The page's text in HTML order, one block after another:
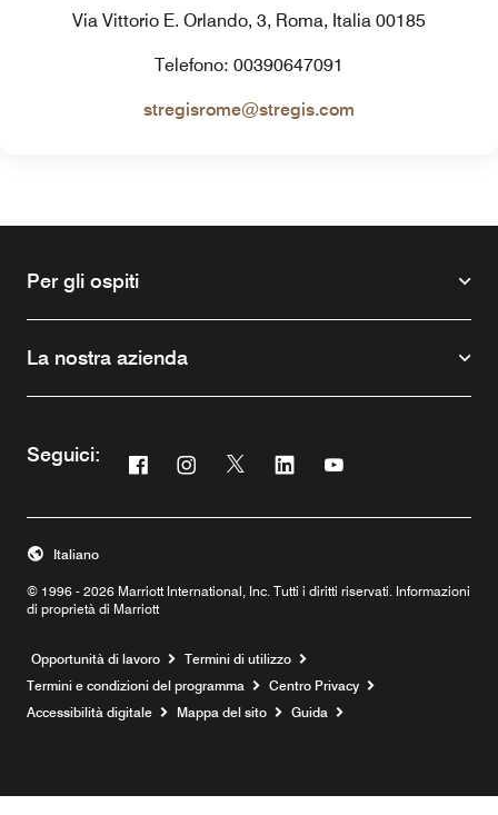
Via Vittorio E. Orlando, 3, Roma, Italia 00185
Telefono: 00390647091
stregisrome@stregis.com
Per gli ospiti
La nostra azienda
Seguici: Facebook
Opens a new window
Instagram
Opens a new window
Twitter
Opens a new window
Linkedin
Opens a new window
Opens a new
© 1996 - 2026 Marriott International, Inc. Tutti i diritti riservati. Informazioni
di proprietà di Marriott
Italiano
Opportunità di lavoro Opens a new window
Termini di utilizzo
Termini e condizioni del programma
Centro Privacy
Accessibilità digitale
Mappa del sito Guida